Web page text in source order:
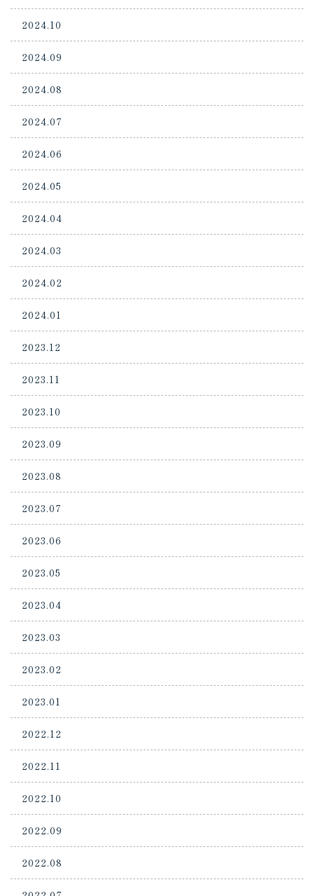
2024.10
2024.09
2024.08
2024.07
2024.06
2024.05
2024.04
2024.03
2024.02
2024.01
2023.12
2023.11
2023.10
2023.09
2023.08
2023.07
2023.06
2023.05
2023.04
2023.03
2023.02
2023.01
2022.12
2022.11
2022.10
2022.09
2022.08